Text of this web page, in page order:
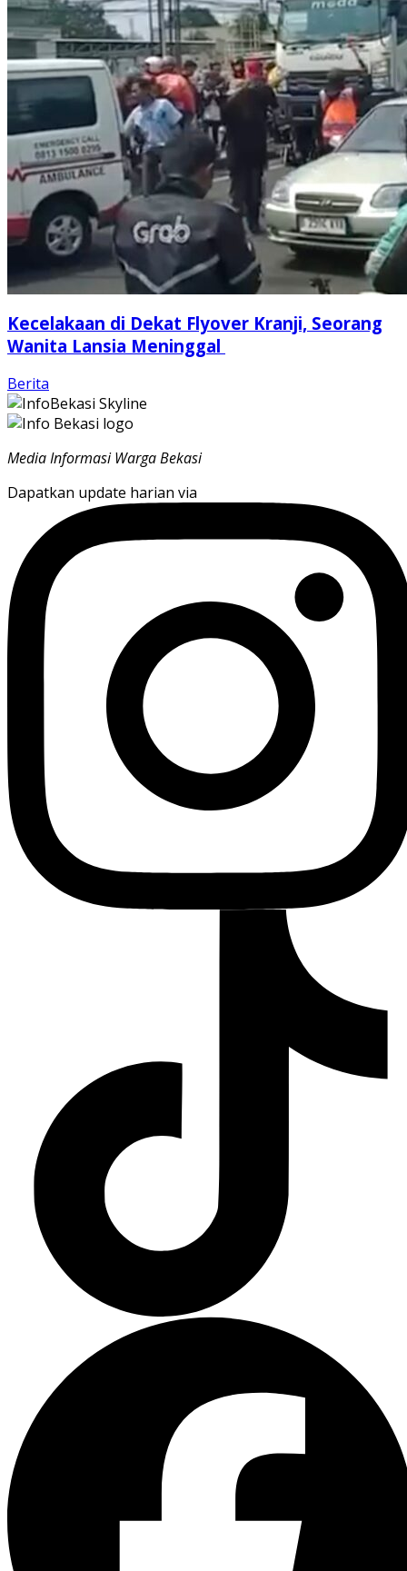
Kecelakaan di Dekat Flyover Kranji, Seorang
Wanita Lansia Meninggal
Berita
Media Informasi Warga Bekasi
Dapatkan update harian via